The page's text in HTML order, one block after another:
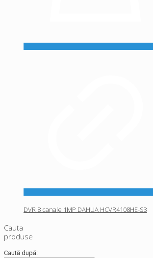
DVR 8 canale 1MP DAHUA HCVR4108HE-S3
Cauta
produse
Caută după: